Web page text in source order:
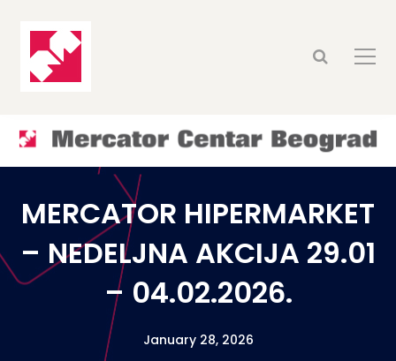
MERCATOR HIPERMARKET
– NEDELJNA AKCIJA 29.01
– 04.02.2026.
January 28, 2026